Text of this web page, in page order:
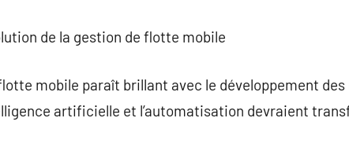
de la gestion de flotte mobile
mobile paraît brillant avec le développement
artificielle et l’automatisation devraient